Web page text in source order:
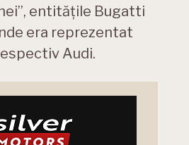
entitățile Bugatti
era reprezentat
Audi.